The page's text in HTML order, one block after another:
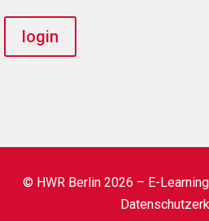
login
© HWR Berlin 2026 – E-